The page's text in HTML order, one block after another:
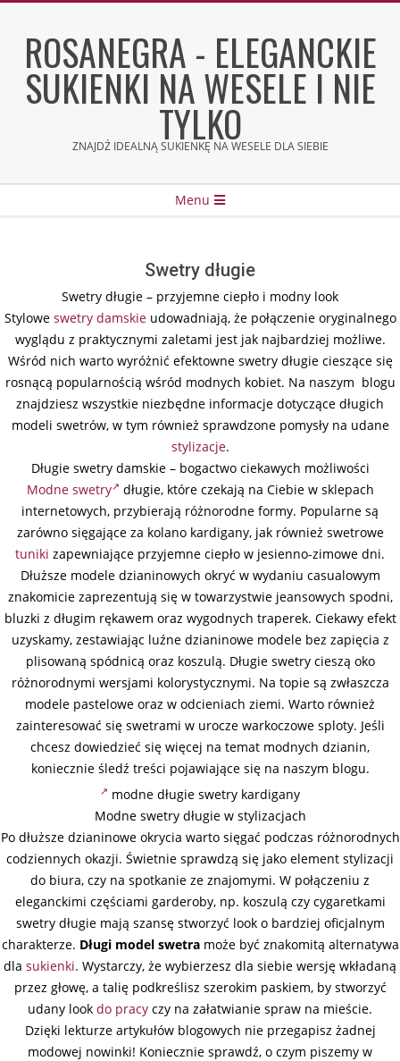
contentROSANEGRA - ELEGANCKIE
SUKIENKI NA WESELE I NIE
TYLKO
ZNAJDŹ IDEALNĄ SUKIENKĘ NA WESELE DLA SIEBIE
Menu
Swetry długie
Swetry długie – przyjemne ciepło i modny look
Stylowe swetry damskieudowadniają, że połączenie oryginalnego
wyglądu z praktycznymi zaletami jest jak najbardziej możliwe.
Wśród nich warto wyróżnić efektowne swetry długie cieszące się
rosnącą popularnością wśród modnych kobiet. Na naszym blogu
znajdziesz wszystkie niezbędne informacje dotyczące długich
modeli swetrów, w tym również sprawdzone pomysły na udane
stylizacje.
Długie swetry damskie – bogactwo ciekawych możliwości
Modne swetry
długie, które czekają na Ciebie w sklepach
internetowych, przybierają różnorodne formy. Popularne są
zarówno sięgające za kolano kardigany, jak również swetrowe
tuniki zapewniające przyjemne ciepło w jesienno-zimowe dni.
Dłuższe modele dzianinowych okryć w wydaniu casualowym
znakomicie zaprezentują się w towarzystwie jeansowych spodni,
bluzki z długim rękawem oraz wygodnych traperek. Ciekawy efekt
uzyskamy, zestawiając luźne dzianinowe modele bez zapięcia z
plisowaną spódnicą oraz koszulą. Długie swetry cieszą oko
różnorodnymi wersjami kolorystycznymi. Na topie są zwłaszcza
modele pastelowe oraz w odcieniach ziemi. Warto również
zainteresować się swetrami w urocze warkoczowe sploty. Jeśli
chcesz dowiedzieć się więcej na temat modnych dzianin,
koniecznie śledź treści pojawiające się na naszym blogu.
modne długie swetry kardigany
Modne swetry długie w stylizacjach
Po dłuższe dzianinowe okrycia warto sięgać podczas różnorodnych
codziennych okazji. Świetnie sprawdzą się jako element stylizacji
do biura, czy na spotkanie ze znajomymi. W połączeniu z
eleganckimi częściami garderoby, np. koszulą czy cygaretkami
swetry długie mają szansę stworzyć look o bardziej oficjalnym
charakterze. Długi model swetramoże być znakomitą alternatywa
dla sukienki. Wystarczy, że wybierzesz dla siebie wersję wkładaną
przez głowę, a talię podkreślisz szerokim paskiem, by stworzyć
udany look do pracy czy na załatwianie spraw na mieście.
Dzięki lekturze artykułów blogowych nie przegapisz żadnej
modowej nowinki! Koniecznie sprawdź, o czym piszemy w